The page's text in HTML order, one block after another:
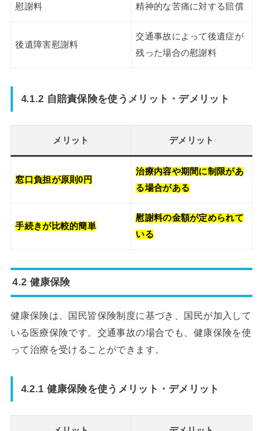
慰謝料 精神的な苦痛に対する賠償
後遺障害慰謝料
交通事故によって後遺症が
残った場合の慰謝料
4.1.2 自賠責保険を使うメリット・デメリット
メリット デメリット
窓口負担が原則0円
治療内容や期間に制限があ
る場合がある
手続きが比較的簡単
慰謝料の金額が定められて
いる
4.2 健康保険
健康保険は、国民皆保険制度に基づき、国民が加入して
いる医療保険です。交通事故の場合でも、健康保険を使
って治療を受けることができます。
4.2.1 健康保険を使うメリット・デメリット